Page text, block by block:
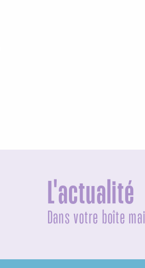
L'actualité
Dans votre boîte mail